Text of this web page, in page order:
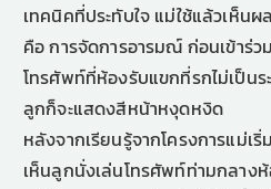
เทคนิคที่ประทับใจ แม่ใช้แล้วเห็น
คือ การจัดการอารมณ์ ก่อนเข้าร่ว
โทรศัพท์ที่ห้องรับแขกที่รกไม่เป็น
ลูกก็จะแสดงสีหน้าหงุดหงิด
หลังจากเรียนรู้จากโครงการแม่เ
เห็นลูกนั่งเล่นโทรศัพท์ท่ามกลาง